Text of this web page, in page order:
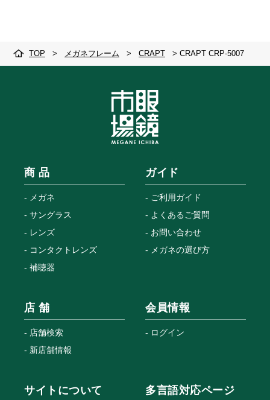
TOP > メガネフレーム > CRAPT > CRAPT CRP-5007
商 品
メガネ
サングラス
レンズ
コンタクトレンズ
補聴器
ガイド
ご利用ガイド
よくあるご質問
お問い合わせ
メガネの選び方
店 舗
店舗検索
新店舗情報
会員情報
ログイン
サイトについて 多言語対応ページ